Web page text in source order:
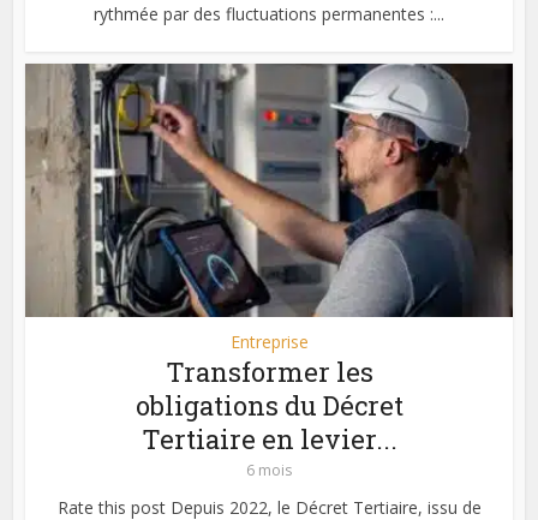
rythmée par des fluctuations permanentes :...
Entreprise
Transformer les
obligations du Décret
Tertiaire en levier...
6 mois
Rate this post Depuis 2022, le Décret Tertiaire, issu de